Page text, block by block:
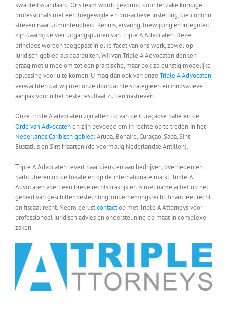
kwaliteitsstandaard. Ons team wordt gevormd door ter zake kundige
professionals met een toegewijde en pro-actieve instelling, die continu
streven naar uitmuntendheid. Kennis, ervaring, toewijding en integriteit
zijn daarbij de vier uitgangspunten van Triple A Advocaten. Deze
principes worden toegepast in elke facet van ons werk, zowel op
juridisch gebied als daarbuiten. Wij van Triple A Advocaten denken
graag met u mee om tot een praktische, maar ook zo gunstig mogelijke
oplossing voor u te komen. U mag dan ook van onze Triple A Advocaten
verwachten dat wij met onze doordachte strategieën en innovatieve
aanpak voor u het beste resultaat zullen nastreven.
Onze Triple A advocaten zijn allen lid van de Curaçaose balie en de
Orde van Advocatenen zijn bevoegd om in rechte op te treden in het
Nederlands Caribisch gebied: Aruba, Bonaire, Curaçao, Saba, Sint
Eustatius en Sint Maarten (de voormalig Nederlandse Antillen).
Triple A Advocaten levert haar diensten aan bedrijven, overheden en
particulieren op de lokale en op de internationale markt. Triple A
Advocaten voert een brede rechtspraktijk en is met name actief op het
gebied van geschillenbeslechting, ondernemingsrecht, financieel recht
en fiscaal recht. Neem gerustcontactop met Triple A Attorneys voor
professioneel juridisch advies en ondersteuning op maat in complexe
zaken.